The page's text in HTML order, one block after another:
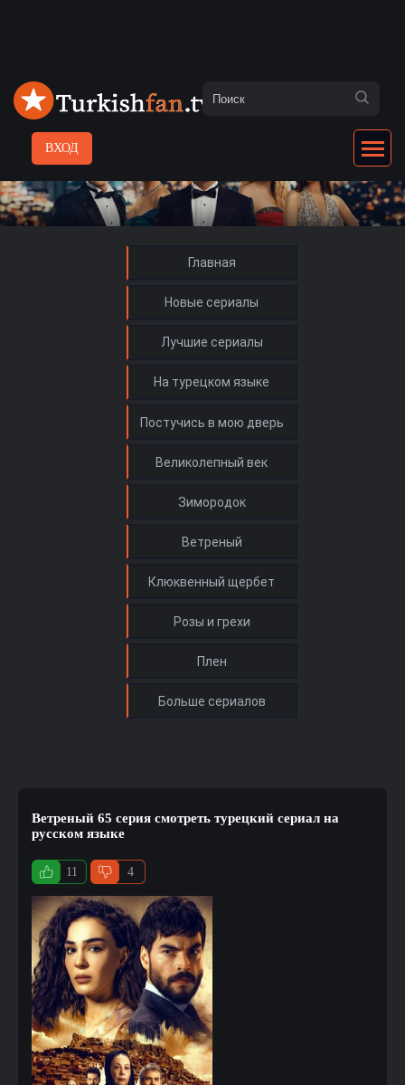
ВХОД
Главная
Новые сериалы
Лучшие сериалы
На турецком языке
Ветреный 65 серия смотреть турецкий сериал на
русском языке
11 4